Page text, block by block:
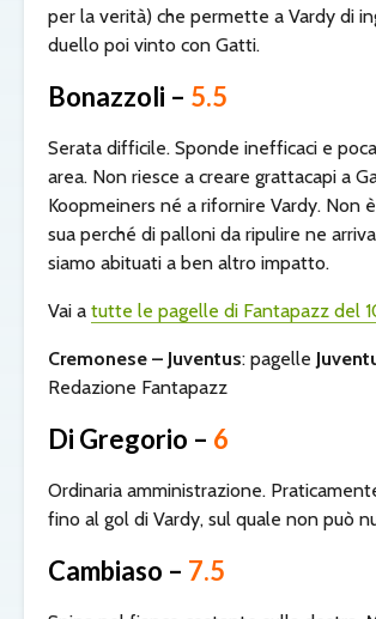
per la verità) che permette a Vardy di
duello poi vinto con Gatti.
Bonazzoli – 5.5
Serata difficile. Sponde inefficaci e
area. Non riesce a creare grattacapi a
Koopmeiners né a rifornire Vardy. Non
sua perché di palloni da ripulire ne
siamo abituati a ben altro impatto.
Vai a tutte le pagelle di Fantapazz del
Cremonese – Juventus: pagelle
Redazione Fantapazz
Di Gregorio – 6
Ordinaria amministrazione.
fino al gol di Vardy, sul quale non può
Cambiaso – 7.5